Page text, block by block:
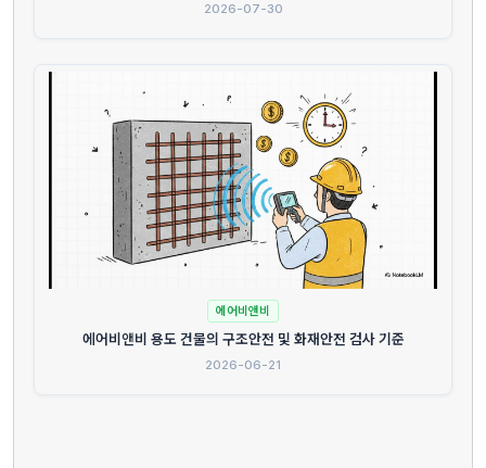
2026-07-30
에어비앤비
에어비앤비 용도 건물의 구조안전 및 화재안전 검사 기준
2026-06-21